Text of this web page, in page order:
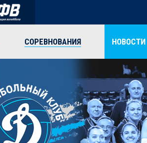
СОРЕВНОВАНИЯ НОВОСТИ